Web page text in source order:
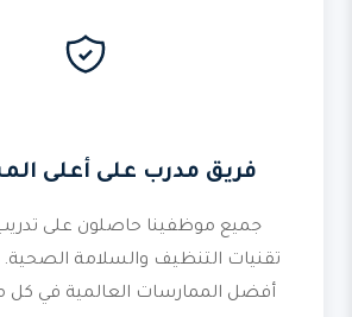
فريق مدرب على أعلى
جميع موظفينا حاصلون على
تقنيات التنظيف والسلامة
أفضل الممارسات العالمية في